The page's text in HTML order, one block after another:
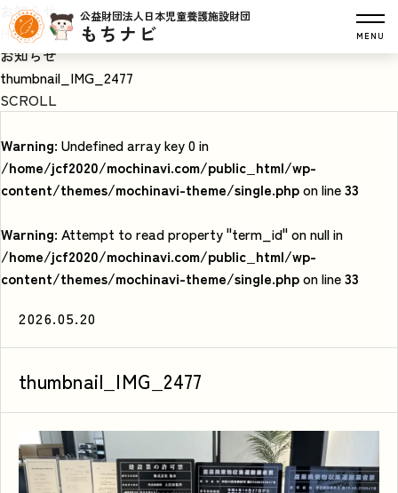
公益財団法人日本児童養護施設財団
もちナビ MENU
お知らせ
HOME
お知らせ
thumbnail_IMG_2477
SCROLL
Warning: Undefined array key 0 in
/home/jcf2020/mochinavi.com/public_html/wp-
content/themes/mochinavi-theme/single.phpon line33
Warning: Attempt to read property "term_id" on null in
/home/jcf2020/mochinavi.com/public_html/wp-
content/themes/mochinavi-theme/single.phpon line33
2026.05.20
thumbnail_IMG_2477